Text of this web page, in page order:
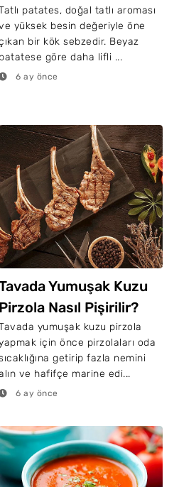
patates, doğal tatlı aroması
yüksek besin değeriyle öne
bir kök sebzedir. Beyaz
patatese göre daha lifli ...
6 ay önce
Yumuşak Kuzu
Pirzola Nasıl Pişirilir?
yumuşak kuzu pirzola
için önce pirzolaları oda
getirip fazla nemini
ve hafifçe marine edi...
6 ay önce